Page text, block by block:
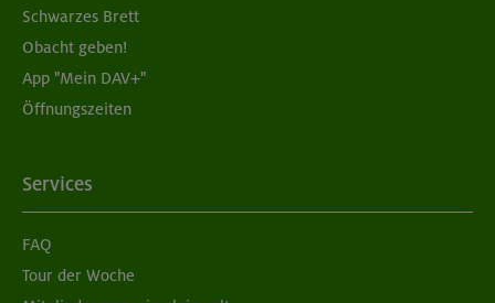
Berchtesgadener Alpen
Technik:
OL-26-0503
Datum
Preis für Mitglieder
Schwarzes Brett
Obacht geben!
App "Mein DAV+"
Öffnungszeiten
Services
FAQ
Tour der Woche